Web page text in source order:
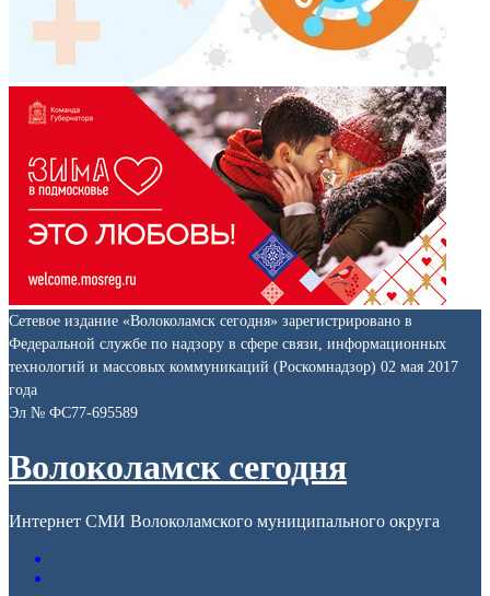
Сетевое издание «Волоколамск сегодня» зарегистрировано в
Федеральной службе по надзору в сфере связи, информационных
технологий и массовых коммуникаций (Роскомнадзор) 02 мая 2017
года
Эл № ФС77-695589
Волоколамск сегодня
Интернет СМИ Волоколамского муниципального округа